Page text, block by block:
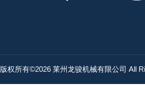
版权所有©2026 莱州龙骏机械有限公司 All